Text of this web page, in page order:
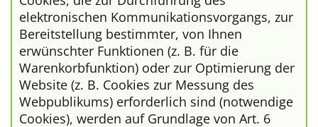
elektronischen Kommunikationsvorgangs, zur
Bereitstellung bestimmter, von Ihnen
erwünschter Funktionen (z. B. für die
Warenkorbfunktion) oder zur Optimierung der
Website (z. B. Cookies zur Messung des
Webpublikums) erforderlich sind (notwendige
Cookies), werden auf Grundlage von Art. 6